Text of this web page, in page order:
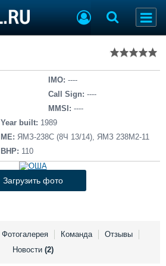
Торговая площадка
Доска объявлений
Продажа флота
Оборудование
Изделия
Материалы
Услуги
Флот
IMO: ----
Call Sign: ----
MMSI: ----
Year built: 1989
ME: ЯМЗ-238С (8Ч 13/14), ЯМЗ 238М2-11
BHP: 110
Загрузить фото
Фотогалерея Команда
Отзывы
Новости (2)